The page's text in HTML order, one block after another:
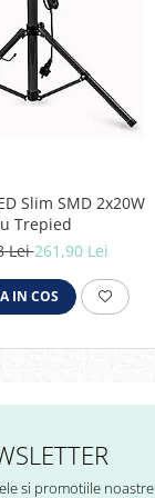
Slim SMD 2x20W
Trepied
Lei261,90 Lei
IN COS
si promotiile noastre